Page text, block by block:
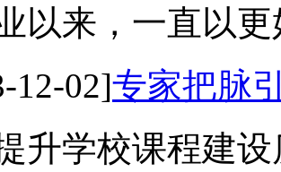
以来，一直以
12-02]专家把脉
升学校课程建